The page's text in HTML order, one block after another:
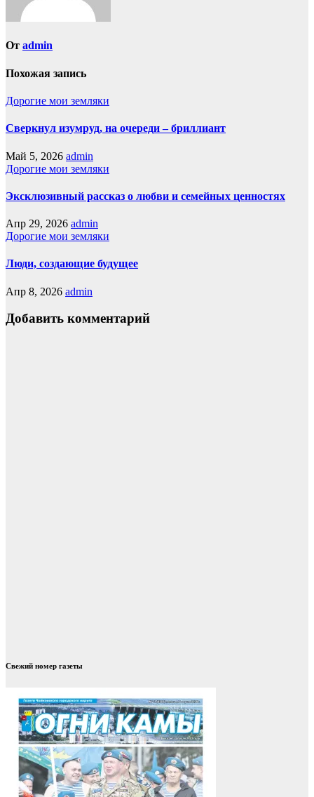
От admin
Похожая запись
Дорогие мои земляки
Сверкнул изумруд, на очереди – бриллиант
Май 5, 2026 admin
Дорогие мои земляки
Эксклюзивный рассказ о любви и семейных ценностях
Апр 29, 2026 admin
Дорогие мои земляки
Люди, создающие будущее
Апр 8, 2026 admin
Добавить комментарий
Свежий номер газеты